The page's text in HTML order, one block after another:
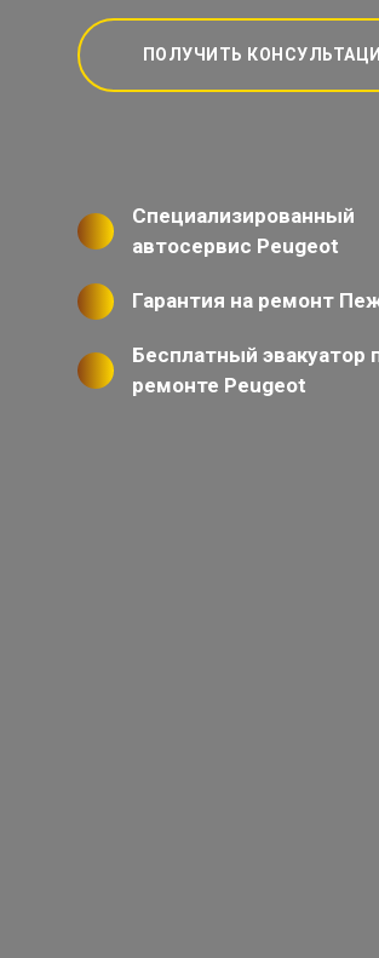
ПОЛУЧИТЬ
Специализированный
автосервис Peugeot
Гарантия на ремонт
Бесплатный эвакуатор
ремонте Peugeot